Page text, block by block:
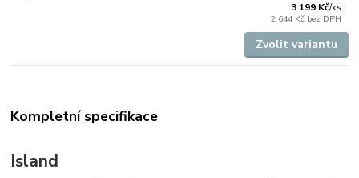
3 199 Kč/ks
2 644 Kč bez DPH
Zvolit variantu
Kompletní specifikace
Island